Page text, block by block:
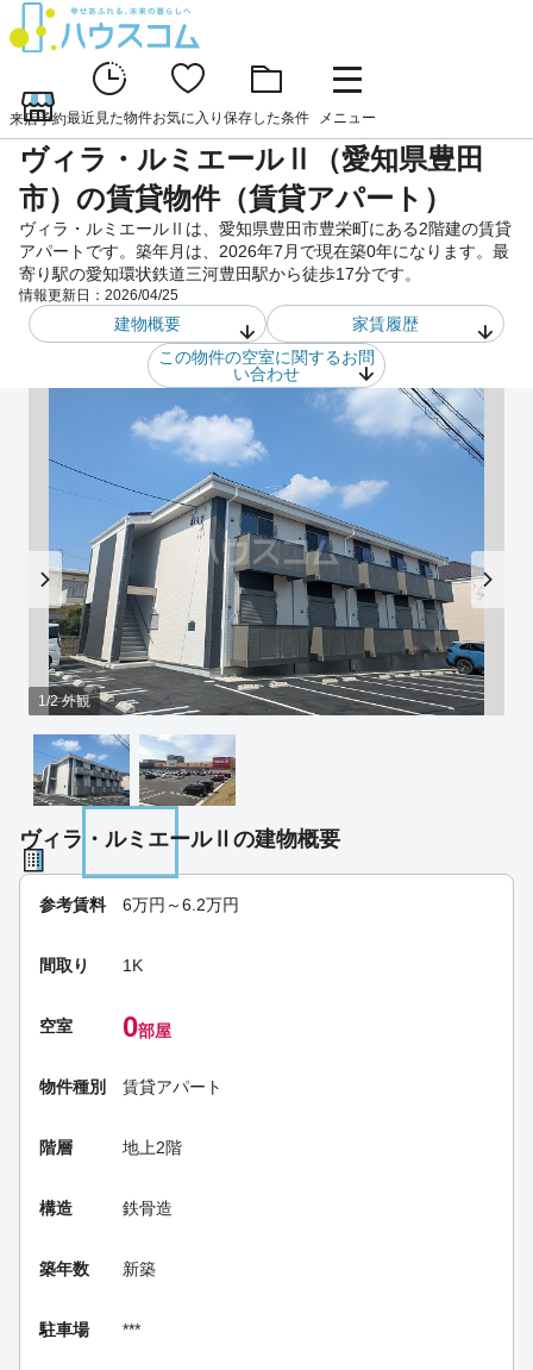
来店予約最近見た物件お気に入り 保存した条件 メニュー
ヴィラ・ルミエールⅡ（愛知県豊田
市）の賃貸物件（賃貸アパート）
ヴィラ・ルミエールⅡは、愛知県豊田市豊栄町にある2階建の賃貸
アパートです。築年月は、2026年7月で現在築0年になります。最
寄り駅の愛知環状鉄道三河豊田駅から徒歩17分です。
情報更新日： 2026/04/25
建物概要
家賃履歴
この物件の空室に関するお問
い合わせ
1/2 外観
ヴィラ・ルミエールⅡの建物概要
参考賃料 6万円～6.2万円
間取り 1K
空室 0部屋
物件種別 賃貸アパート
階層 地上2階
構造 鉄骨造
築年数 新築
駐車場 ***